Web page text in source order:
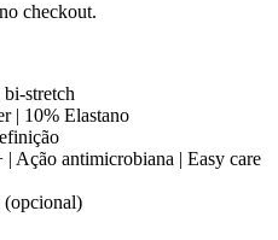
checkout.
stretch
| 10% Elastano
Ação antimicrobiana | Easy care
(opcional)